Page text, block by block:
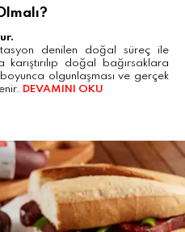
denilen doğal süreç ile
doğal bağırsaklara
olgunlaşması ve gerçek
DEVAMINI OKU